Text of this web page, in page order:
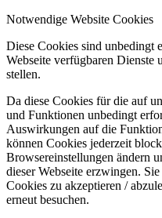
Notwendige Website Cookies
Diese Cookies sind unbedingt
Webseite verfügbaren Dienste
stellen.
Da diese Cookies für die auf
und Funktionen unbedingt
Auswirkungen auf die
können Cookies jederzeit
Browsereinstellungen ändern
dieser Webseite erzwingen.
Cookies zu akzeptieren /
erneut besuchen.